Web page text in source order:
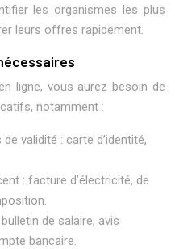
les organismes les plus
leurs offres rapidement.
ligne, vous aurez besoin de
notamment :
validité : carte d’identité,
: facture d’électricité, de
de salaire, avis
bancaire.